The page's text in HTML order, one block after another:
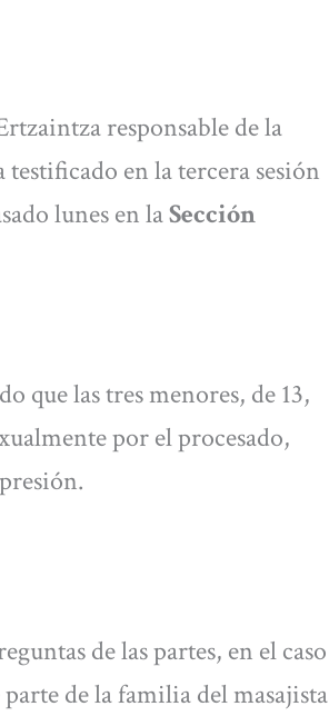
responsable de la
en la tercera sesión
lunes en laSección
que las tres menores, de 13,
por el procesado,
de las partes, en el caso
de la familia del masajista